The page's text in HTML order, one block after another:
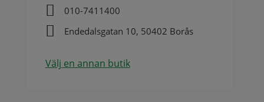
 010-7411400
 Endedalsgatan 10, 50402 Borås
Välj en annan butik